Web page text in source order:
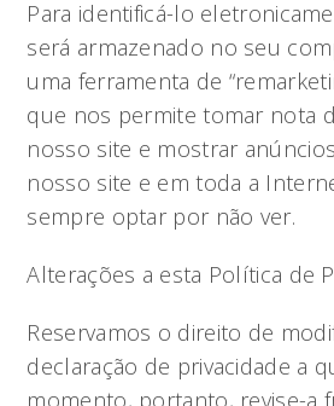
Para identificá-lo
será armazenado no seu
uma ferramenta de
que nos permite tomar nota
nosso site e mostrar
nosso site e em toda a
sempre optar por não ver.
Alterações a esta Política de
Reservamos o direito de
declaração de privacidade a
momento, portanto, revise-a